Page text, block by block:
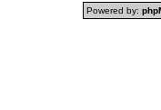
Powered by: